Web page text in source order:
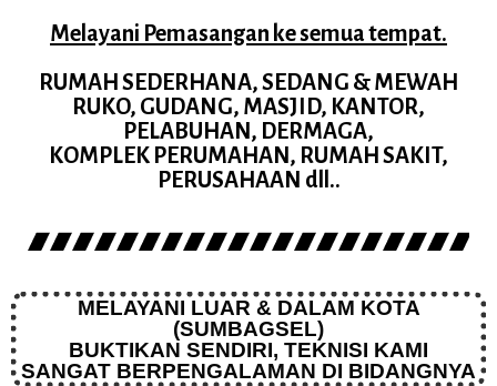
Melayani Pemasangan ke semua tempat.
RUMAH SEDERHANA, SEDANG & MEWAH
RUKO, GUDANG, MASJID, KANTOR,
PELABUHAN, DERMAGA,
KOMPLEK PERUMAHAN, RUMAH SAKIT,
PERUSAHAAN dll..
MELAYANI LUAR & DALAM KOTA
(SUMBAGSEL)
BUKTIKAN SENDIRI, TEKNISI KAMI
SANGAT BERPENGALAMAN DI BIDANGNYA